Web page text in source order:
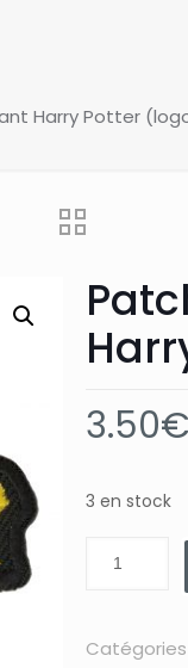
Harry Potter
3.50€
3 en stock
Catégories